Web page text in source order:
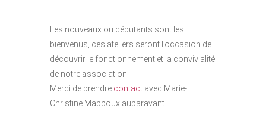
Les nouveaux ou débutants sont les
bienvenus, ces ateliers seront l’occasion de
découvrir le fonctionnement et la convivialité
de notre association.
Merci de prendre contact avec Marie-
Christine Mabboux auparavant.